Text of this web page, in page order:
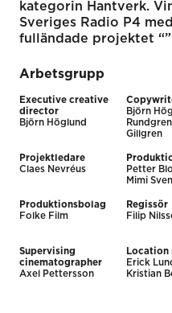
kategorin Hantverk.
Sveriges Radio P4
fulländade projektet
Arbetsgrupp
Executive creative
director
Björn Höglund
Björn
Gillgren
Projektledare
Claes Nevréus
Petter
Mimi
Produktionsbolag
Folke Film
Regissör
Filip
Supervising
cinematographer
Axel Pettersson
Location
Erick
Kristian